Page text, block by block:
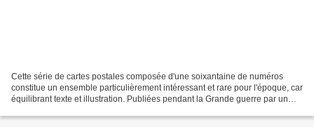
Cette série de cartes postales composée d'une soixantaine de numéros
constitue un ensemble particulièrement intéressant et rare pour l'époque, car
équilibrant texte et illustration. Publiées pendant la Grande guerre par un